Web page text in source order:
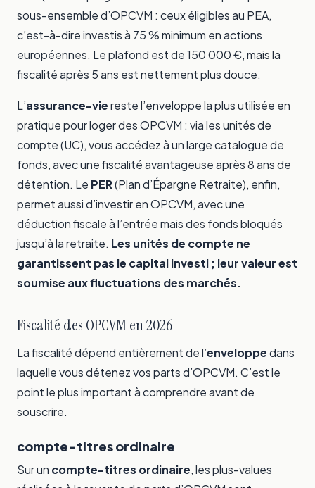
sous-ensemble d’OPCVM : ceux éligibles au PEA,
c’est-à-dire investis à 75 % minimum en actions
européennes. Le plafond est de 150 000 €, mais la
fiscalité après 5 ans est nettement plus douce.
L’assurance-viereste l’enveloppe la plus utilisée en
pratique pour loger des OPCVM : via les unités de
compte (UC), vous accédez à un large catalogue de
fonds, avec une fiscalité avantageuse après 8 ans de
détention. Le PER(Plan d’Épargne Retraite), enfin,
permet aussi d’investir en OPCVM, avec une
déduction fiscale à l’entrée mais des fonds bloqués
jusqu’à la retraite. Les unités de compte ne
garantissent pas le capital investi ; leur valeur est
soumise aux fluctuations des marchés.
Fiscalité des OPCVM en 2026
La fiscalité dépend entièrement de l’enveloppedans
laquelle vous détenez vos parts d’OPCVM. C’est le
point le plus important à comprendre avant de
souscrire.
compte-titres ordinaire
Sur un compte-titres ordinaire, les plus-values